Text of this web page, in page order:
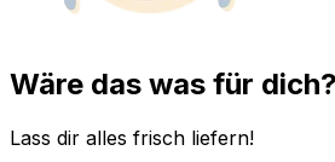
Wäre das was für dich?
Lass dir alles frisch liefern!